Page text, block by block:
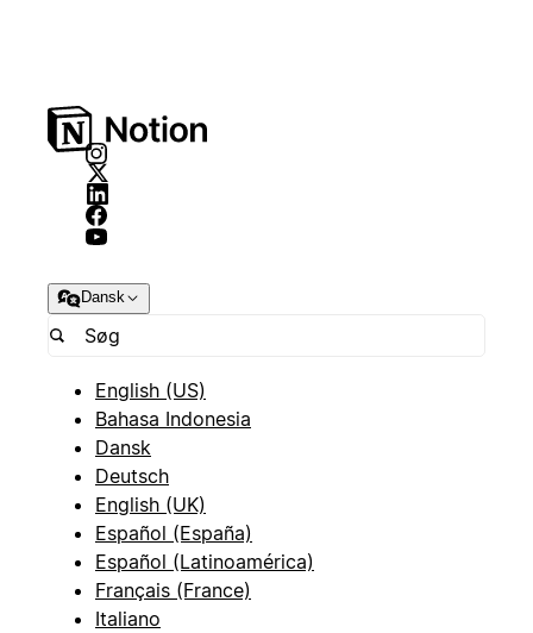
Dansk
English (US)
Bahasa Indonesia
Dansk
Deutsch
English (UK)
Español (España)
Español (Latinoamérica)
Français (France)
Italiano